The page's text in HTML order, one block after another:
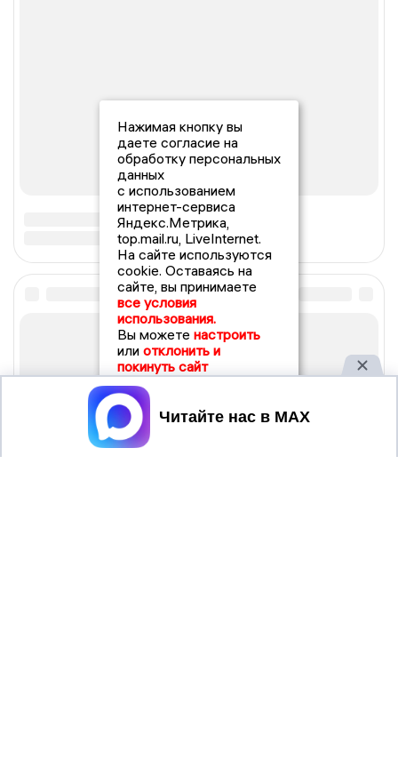
Нажимая кнопку вы
даете согласие на
обработку персональных
данных
с использованием
интернет-сервиса
Яндекс.Метрика,
top.mail.ru, LiveInternet.
На сайте используются
cookie. Оставаясь на
сайте, вы принимаете
все условия
использования.
Вы можете настроить
или отклонить и
покинуть сайт
Принять